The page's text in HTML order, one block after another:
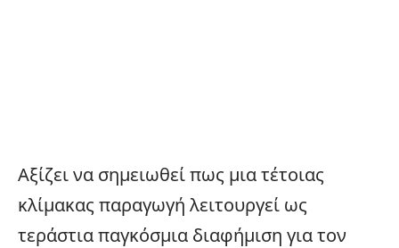
Αξίζει να σημειωθεί πως μια τέτοιας
κλίμακας παραγωγή λειτουργεί ως
τεράστια παγκόσμια διαφήμιση για τον